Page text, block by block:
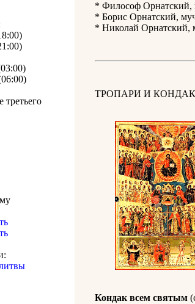
третьего
* Философ Орнатский,
* Борис Орнатский,
* Николай Орнатский,
ТРОПАРИ И
Кондак всем святым